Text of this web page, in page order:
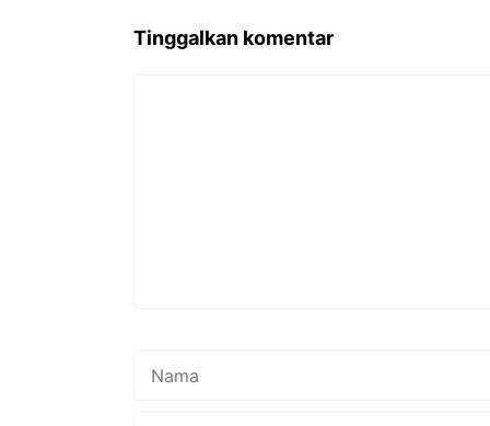
o r
p
Tinggalkan komentar